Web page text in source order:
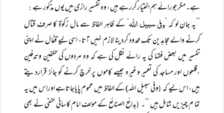
ہے۔ مگر جو رائے ہم اختیار کررہے ہیں، وہ تفسیر رازی میں یوں مذکور ہے :
’’یہ جان لو کہ ’ وفی سبیل اللہ‘ کے ظاہر الفاظ سے مال زکوٰۃ کا صرف قتال
کرنے والے مجاہدین تک محدود کردینا لازم نہیں آتا، اسی لیے قفّال نے اپنی
تفسیر میں بعض فقہا کی یہ رائے نقل کی ہے کہ وہ مردوں کی تکفین وتدفین
،قلعوں اور مساجد کی تعمیر وغیرہ جیسے کاموں پر خرچ کرنے کو جائز قراردیتے
ہیں، اس لیے کہ (وفی سبیل اللہ) کے الفاظ میں عموم پایاجاتاہے اوراس میں یہ
تما م چیزیں شامل ہیں ‘‘۔ (بدائع الصنائع کے مولف امام کاسانی حنفی نے بھی